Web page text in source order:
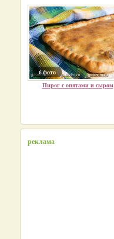
6 фото
Пирог с опятами и сыром
реклама